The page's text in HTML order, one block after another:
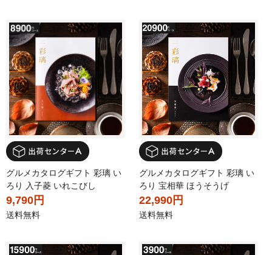
グルメカタログギフト 彩璃 い
ろり 入子菱 いれこびし
9,790円
送料無料
グルメカタログギフト 彩璃 い
ろり 宝相華 ほうそうげ
22,990円
送料無料